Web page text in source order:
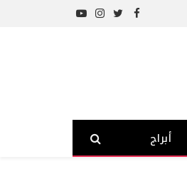
Facebook
Twitter
Instagram
YouTube
أبراج